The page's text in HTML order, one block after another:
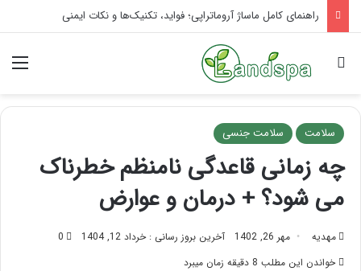
تاثیر ماساژ بر افسردگی؛ با ماساژ درمانی افسردگی را درمان کنید!
جستجو برای
سلامت سلامت جنسی
چه زمانی قاعدگی نامنظم خطرناک
می شود؟ + درمان و عوارض
مهدیه مهر 26, 1402 آخرین بروز رسانی : خرداد 12, 1404
0
خواندن این مطلب 8 دقیقه زمان میبرد